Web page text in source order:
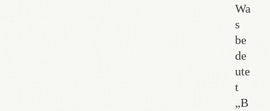
Wa
s
be
de
ute
t
„B